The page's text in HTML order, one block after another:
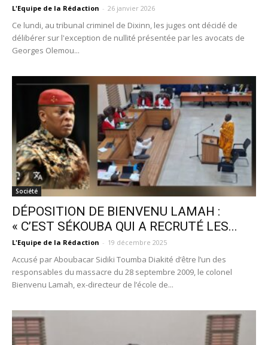
L'Equipe de la Rédaction - 26 janvier 2026
Ce lundi, au tribunal criminel de Dixinn, les juges ont décidé de
délibérer sur l'exception de nullité présentée par les avocats de
Georges Olemou...
Société
DÉPOSITION DE BIENVENU LAMAH :
« C’EST SÉKOUBA QUI A RECRUTÉ LES...
L'Equipe de la Rédaction - 19 décembre 2025
Accusé par Aboubacar Sidiki Toumba Diakité d’être l’un des
responsables du massacre du 28 septembre 2009, le colonel
Bienvenu Lamah, ex-directeur de l’école de...